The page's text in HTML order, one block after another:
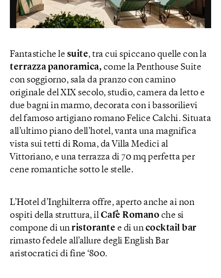
Fantastiche le suite, tra cui spiccano quelle con la
terrazza panoramica, come la Penthouse Suite
con soggiorno, sala da pranzo con camino
originale del XIX secolo, studio, camera da letto e
due bagni in marmo, decorata con i bassorilievi
del famoso artigiano romano Felice Calchi. Situata
all’ultimo piano dell’hotel, vanta una magnifica
vista sui tetti di Roma, da Villa Medici al
Vittoriano, e una terrazza di 70 mq perfetta per
cene romantiche sotto le stelle.
L’Hotel d’Inghilterra offre, aperto anche ai non
ospiti della struttura, il Cafè Romano che si
compone di un ristorante e di un cocktail bar
rimasto fedele all’allure degli English Bar
aristocratici di fine ‘800.